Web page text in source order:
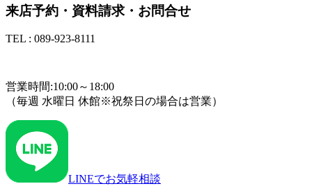
来店予約・資料請求・お問合せ
TEL : 089-923-8111
営業時間:10:00～18:00
（毎週 水曜日 休館※祝祭日の場合は営業）
LINEでお気軽相談